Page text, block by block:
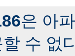
은 아
수 없